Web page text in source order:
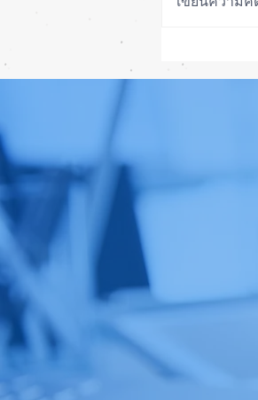
รอดปาฏิหา
Max ตกจา